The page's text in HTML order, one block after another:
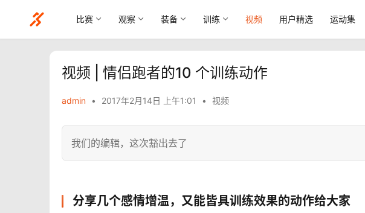
比赛 观察 装备 训练 视频 用户精选 运动集
视频 | 情侣跑者的10 个训练动作
admin • 2017年2月14日 上午1:01 • 视频
我们的编辑，这次豁出去了
分享几个感情增温，又能皆具训练效果的动作给大家